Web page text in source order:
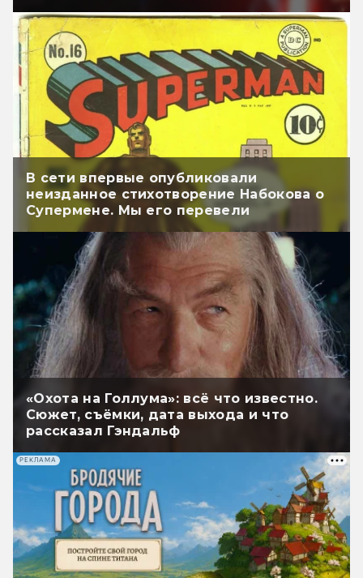
В сети впервые опубликовали
неизданное стихотворение Набокова о
Супермене. Мы его перевели
«Охота на Голлума»: всё что известно.
Сюжет, съёмки, дата выхода и что
рассказал Гэндальф
РЕКЛАМА